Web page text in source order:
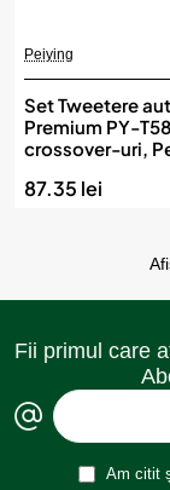
Peiying
Set Tweetere
Premium PY-
crossover-uri,
87.35 lei
Fii primul care
Am citit